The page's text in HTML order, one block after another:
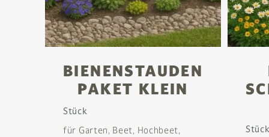
BIENENSTAUDEN
PAKET KLEIN
Stück
für Garten, Beet, Hochbeet,